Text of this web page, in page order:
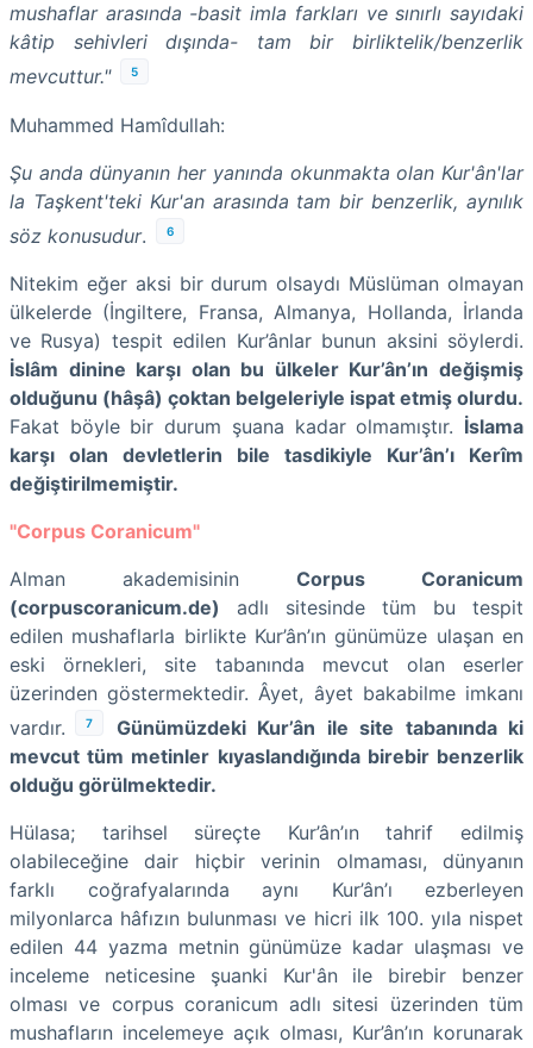
mushaflar arasında -basit imla farkları ve sınırlı sayıdaki
kâtip sehivleri dışında- tam bir birliktelik/benzerlik
mevcuttur."
5
Muhammed Hamîdullah:
Şu anda dünyanın her yanında okunmakta olan Kur'ân'lar
la Taşkent'teki Kur'an arasında tam bir benzerlik, aynılık
söz konusudur. 6
Nitekim eğer aksi bir durum olsaydı Müslüman olmayan
ülkelerde (İngiltere, Fransa, Almanya, Hollanda, İrlanda
ve Rusya) tespit edilen Kur’ânlar bunun aksini söylerdi.
İslâm dinine karşı olan bu ülkeler Kur’ân’ın değişmiş
olduğunu (hâşâ) çoktan belgeleriyle ispat etmiş olurdu.
Fakat böyle bir durum şuana kadar olmamıştır. İslama
karşı olan devletlerin bile tasdikiyle Kur’ân’ı Kerîm
değiştirilmemiştir.
"Corpus Coranicum"
Alman akademisinin Corpus Coranicum
(corpuscoranicum.de) adlı sitesinde tüm bu tespit
edilen mushaflarla birlikte Kur’ân’ın günümüze ulaşan en
eski örnekleri, site tabanında mevcut olan eserler
üzerinden göstermektedir. Âyet, âyet bakabilme imkanı
vardır.
7
Günümüzdeki Kur’ân ile site tabanında ki
mevcut tüm metinler kıyaslandığında birebir benzerlik
olduğu görülmektedir.
Hülasa; tarihsel süreçte Kur’ân’ın tahrif edilmiş
olabileceğine dair hiçbir verinin olmaması, dünyanın
farklı coğrafyalarında aynı Kur’ân’ı ezberleyen
milyonlarca hâfızın bulunması ve hicri ilk 100. yıla nispet
edilen 44 yazma metnin günümüze kadar ulaşması ve
inceleme neticesine şuanki Kur'ân ile birebir benzer
olması ve corpus coranicum adlı sitesi üzerinden tüm
mushafların incelemeye açık olması, Kur’ân’ın korunarak